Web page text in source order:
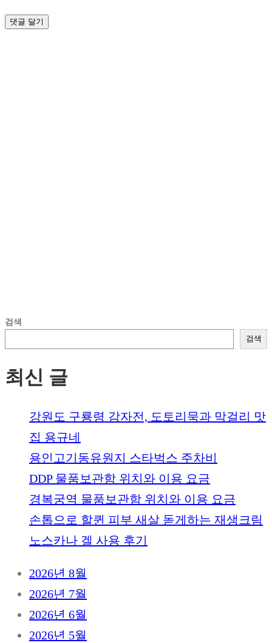
검색
검색
최신 글
강원도 구룡령 감자전, 도토리묵과 막걸리 맛
집 용규네
용인고기동유원지 스타벅스 주차비
DDP 물품보관함 위치와 이용 요금
경복궁역 물품보관함 위치와 이용 요금
손톱으로 할퀸 피부 새살 돋게하는 재생크림
노스카나 겔 사용 후기
2026년 8월
2026년 7월
2026년 6월
2026년 5월